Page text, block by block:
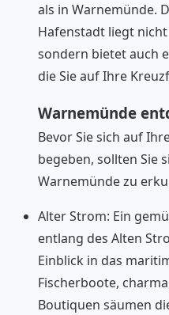
als in Warnemünde.
Hafenstadt liegt
sondern bietet auch
die Sie auf Ihre
Warnemünde
Bevor Sie sich auf
begeben, sollten Sie
Warnemünde zu
Alter Strom: Ein
entlang des Alten
Einblick in das
Fischerboote,
Boutiquen säumen